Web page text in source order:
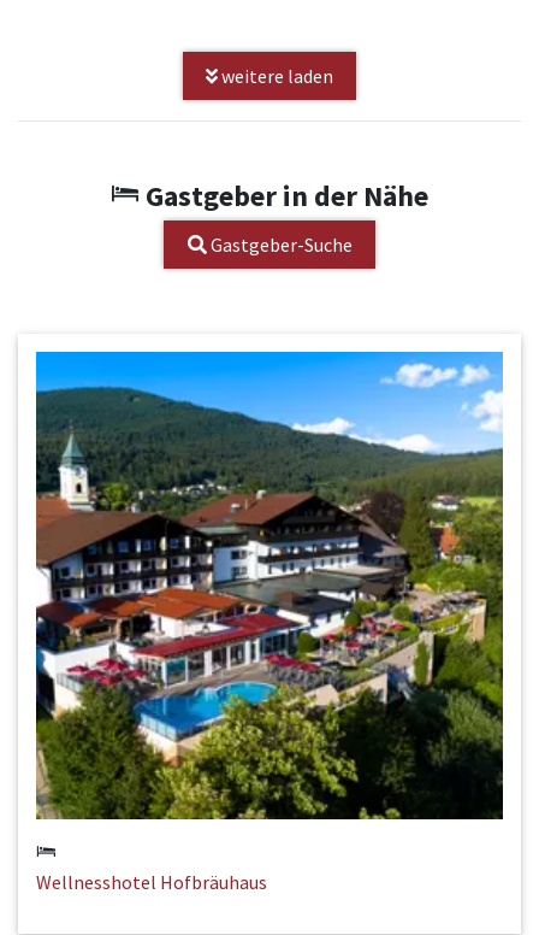
weitere laden
Gastgeber in der Nähe
Gastgeber-Suche
Wellnesshotel Hofbräuhaus